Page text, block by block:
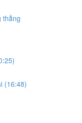
thẳng
(16:48)